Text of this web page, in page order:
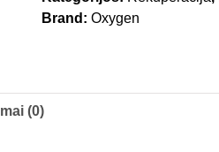
Brand: Oxygen
(0)